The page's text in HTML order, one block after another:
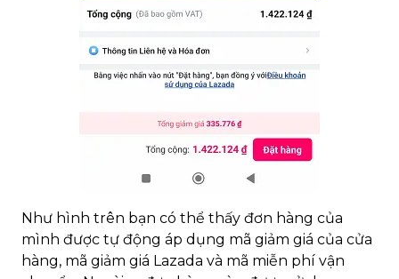
Như hình trên bạn có thể thấy đơn hàng của
mình được tự động áp dụng mã giảm giá của cửa
hàng, mã giảm giá Lazada và mã miễn phí vận